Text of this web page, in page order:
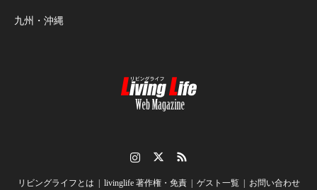
九州・沖縄
リビングライフとは livinglife 著作権・免責 ゲスト一覧 お問い合わせ